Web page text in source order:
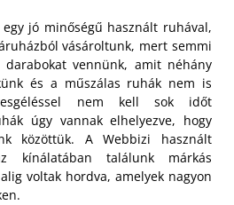
jó minőségű használt ruhával,
vásároltunk, mert semmi
vennünk, amit néhány
és a műszálas ruhák nem is
nem kell sok időt
úgy vannak elhelyezve, hogy
közöttük. A Webbizi használt
kínálatában találunk márkás
voltak hordva, amelyek nagyon